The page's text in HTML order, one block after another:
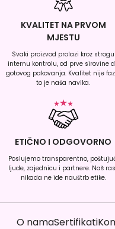
KVALITET NA PRVOM
MJESTU
Svaki proizvod prolazi kroz strogu
internu kontrolu, od prve sirovine
gotovog pakovanja. Kvalitet nije
to je naša navika.
ETIČNO I ODGOVORNO
Poslujemo transparentno,
ljude, zajednicu i partnere. Naš
nikada ne ide nauštrb etike.
O namaSertifikati